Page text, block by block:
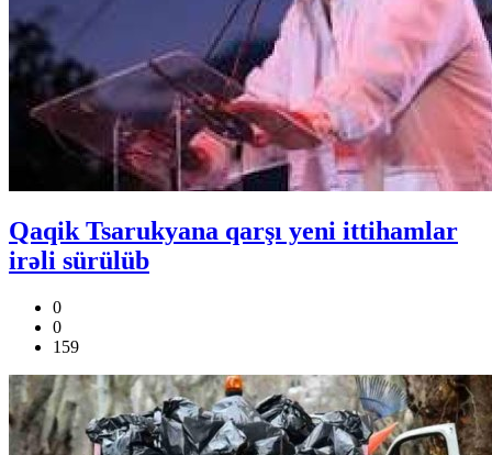
Qaqik Tsarukyana qarşı yeni ittihamlar
irəli sürülüb
0
0
159